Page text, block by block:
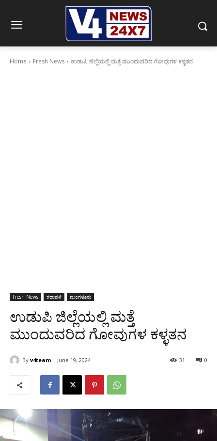
Home Fresh News ಉಡುಪಿ ಜಿಲ್ಲೆಯಲ್ಲಿ ಮತ್ತೆ ಮುಂದುವರಿದ ಗೋವುಗಳ ಕಳ್ಳತನ
Fresh News ಕರಾವಳಿ ಮಂಗಳೂರು
ಉಡುಪಿ ಜಿಲ್ಲೆಯಲ್ಲಿ ಮತ್ತೆ
ಮುಂದುವರಿದ ಗೋವುಗಳ ಕಳ್ಳತನ
By v4team June 19, 2024 0
31